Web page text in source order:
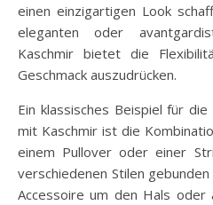
einen einzigartigen Look
eleganten oder
Kaschmir bietet die
Geschmack auszudrücken.
Ein klassisches Beispiel für
mit Kaschmir ist die
einem Pullover oder einer
verschiedenen Stilen
Accessoire um den Hals oder